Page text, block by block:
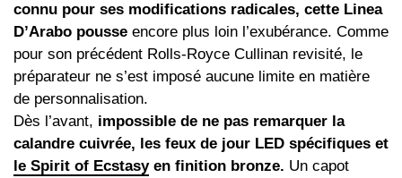
connu pour ses modifications radicales, cette Linea
D’Arabo pousse encore plus loin l’exubérance. Comme
pour son précédent Rolls-Royce Cullinan revisité, le
préparateur ne s’est imposé aucune limite en matière
de personnalisation.
Dès l’avant, impossible de ne pas remarquer la
calandre cuivrée, les feux de jour LED spécifiques et
le Spirit of Ecstasyen finition bronze. Un capot